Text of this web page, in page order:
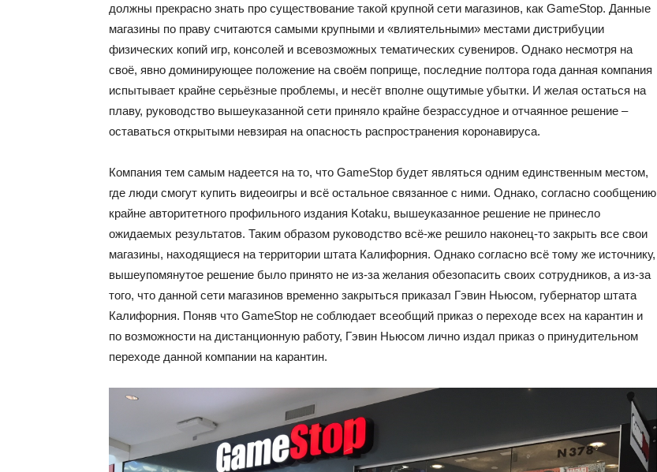
должны прекрасно знать про существование такой крупной сети магазинов, как GameStop. Данные
магазины по праву считаются самыми крупными и «влиятельными» местами дистрибуции
физических копий игр, консолей и всевозможных тематических сувениров. Однако несмотря на
своё, явно доминирующее положение на своём поприще, последние полтора года данная компания
испытывает крайне серьёзные проблемы, и несёт вполне ощутимые убытки. И желая остаться на
плаву, руководство вышеуказанной сети приняло крайне безрассудное и отчаянное решение –
оставаться открытыми невзирая на опасность распространения коронавируса.
Компания тем самым надеется на то, что GameStop будет являться одним единственным местом,
где люди смогут купить видеоигры и всё остальное связанное с ними. Однако, согласно сообщению
крайне авторитетного профильного издания Kotaku, вышеуказанное решение не принесло
ожидаемых результатов. Таким образом руководство всё-же решило наконец-то закрыть все свои
магазины, находящиеся на территории штата Калифорния. Однако согласно всё тому же источнику,
вышеупомянутое решение было принято не из-за желания обезопасить своих сотрудников, а из-за
того, что данной сети магазинов временно закрыться приказал Гэвин Ньюсом, губернатор штата
Калифорния. Поняв что GameStop не соблюдает всеобщий приказ о переходе всех на карантин и
по возможности на дистанционную работу, Гэвин Ньюсом лично издал приказ о принудительном
переходе данной компании на карантин.